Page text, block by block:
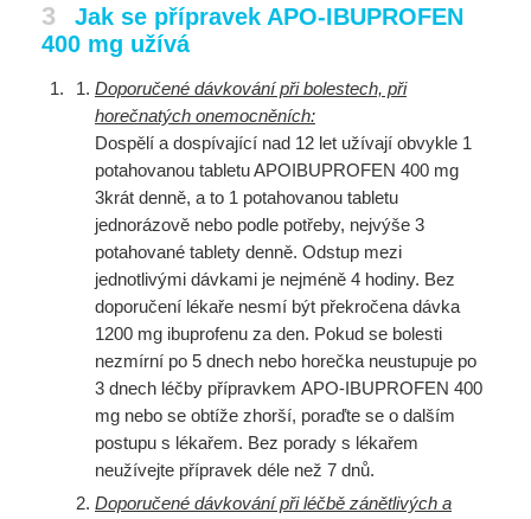
3
Jak se přípravek APO-IBUPROFEN
400 mg užívá
Doporučené dávkování při bolestech, při
horečnatých onemocněních:
Dospělí a dospívající nad 12 let užívají obvykle 1
potahovanou tabletu APOIBUPROFEN 400 mg
3krát denně, a to 1 potahovanou tabletu
jednorázově nebo podle potřeby, nejvýše 3
potahované tablety denně. Odstup mezi
jednotlivými dávkami je nejméně 4 hodiny. Bez
doporučení lékaře nesmí být překročena dávka
1200 mg ibuprofenu za den. Pokud se bolesti
nezmírní po 5 dnech nebo horečka neustupuje po
3 dnech léčby přípravkem APO-IBUPROFEN 400
mg nebo se obtíže zhorší, poraďte se o dalším
postupu s lékařem. Bez porady s lékařem
neužívejte přípravek déle než 7 dnů.
Doporučené dávkování při léčbě zánětlivých a